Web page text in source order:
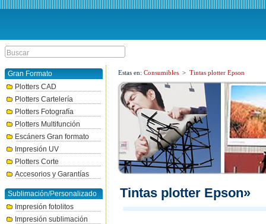
Gran Formato
Plotters CAD
Plotters Cartelería
Plotters Fotografía
Plotters Multifunción
Escáners Gran formato
Impresión UV
Plotters Corte
Accesorios y Garantías
Sublimación/Personalizado
Impresión fotolitos
Impresión sublimación
Estas en: Consumibles > Tintas plotter Epson
Tintas plotter Epson»